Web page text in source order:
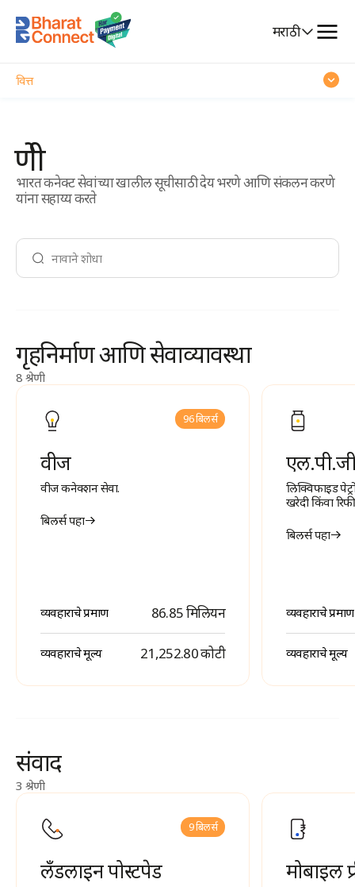
Select
मराठी
प्रवास
वित्त
सवड
श्रेणी
भारत कनेक्ट सेवांच्या खालील सूचीसाठी देय भरणे आणि संकलन करणे
यांना सहाय्य करते
गृहनिर्माण आणि सेवाव्यावस्था
8 श्रेणी
96 बिलर्स
वीज
वीज कनेक्शन सेवा.
बिलर्स पहा
व्यवहाराचे प्रमाण 86.85 मिलियन
व्यवहाराचे मूल्य ₹ 21,252.80 कोटी
एल.पी.जी
लिक्विफाइड
खरेदी किंवा
बिलर्स पहा
व्यवहाराचे प्रमाण
व्यवहाराचे मूल्य
संवाद
3 श्रेणी
9 बिलर्स
लँडलाइन पोस्टपेड मोबाइल